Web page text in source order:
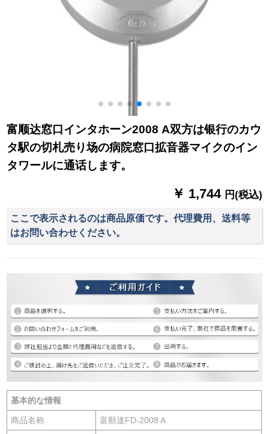
富顺达窓口インタホーン2008 A双方は银行のカウ
タ駅の切札売り场の病院窓口拡音器マイクのイン
タワールに通话します。
￥ 1,744 円(税込)
ここで表示されるのは商品原価です。代理費用、送料等
はお問い合わせください。
基本的な情報
商品名称 富順達FD-2008 A